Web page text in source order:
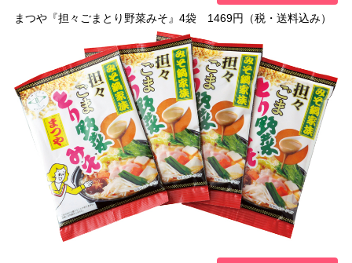
まつや『担々ごまとり野菜みそ』4袋 1469円（税・送料込み）